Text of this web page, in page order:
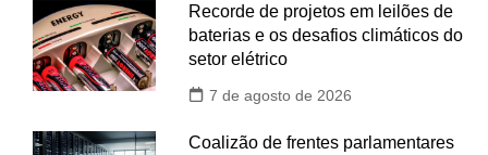
Recorde de projetos em leilões de
baterias e os desafios climáticos do
setor elétrico
7 de agosto de 2026
Coalizão de frentes parlamentares